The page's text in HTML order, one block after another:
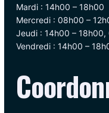
Mardi : 14h00 – 18h00
Mercredi : 08h00 –
Jeudi : 14h00 – 18h00,
Vendredi : 14h00 –